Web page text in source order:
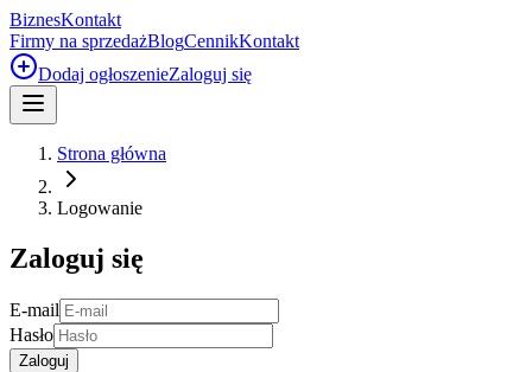
BiznesKontakt
Firmy na sprzedażBlogCennikKontakt
Dodaj ogłoszenieZaloguj się
Strona główna
Logowanie
Zaloguj się
E-mail
Hasło
Zaloguj